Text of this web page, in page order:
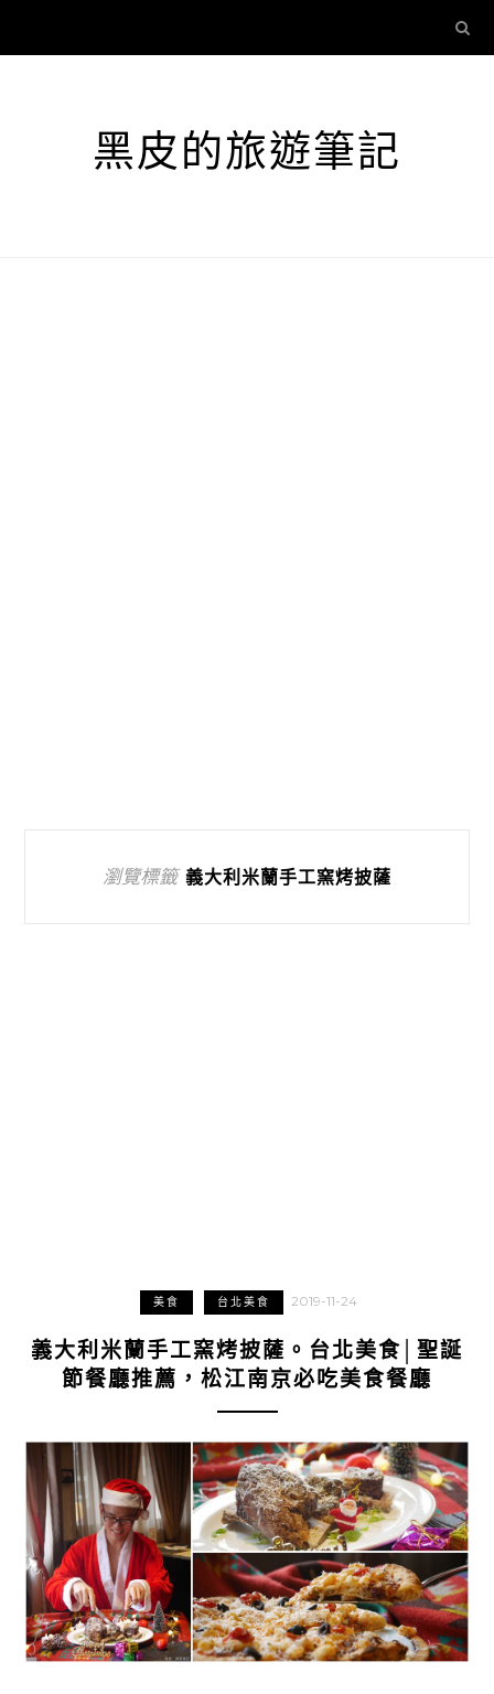
黑皮的旅遊筆記
瀏覽標籤 義大利米蘭手工窯烤披薩
美食 台北美食 2019-11-24
義大利米蘭手工窯烤披薩。台北美食│聖誕
節餐廳推薦，松江南京必吃美食餐廳